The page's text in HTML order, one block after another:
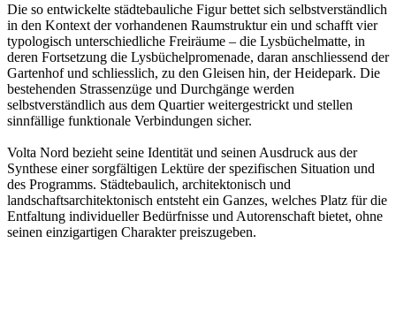
Die so entwickelte städtebauliche Figur bettet sich selbstverständlich
in den Kontext der vorhandenen Raumstruktur ein und schafft vier
typologisch unterschiedliche Freiräume – die Lysbüchelmatte, in
deren Fortsetzung die Lysbüchelpromenade, daran anschliessend der
Gartenhof und schliesslich, zu den Gleisen hin, der Heidepark. Die
bestehenden Strassenzüge und Durchgänge werden
selbstverständlich aus dem Quartier weitergestrickt und stellen
sinnfällige funktionale Verbindungen sicher.
Volta Nord bezieht seine Identität und seinen Ausdruck aus der
Synthese einer sorgfältigen Lektüre der spezifischen Situation und
des Programms. Städtebaulich, architektonisch und
landschaftsarchitektonisch entsteht ein Ganzes, welches Platz für die
Entfaltung individueller Bedürfnisse und Autorenschaft bietet, ohne
seinen einzigartigen Charakter preiszugeben.